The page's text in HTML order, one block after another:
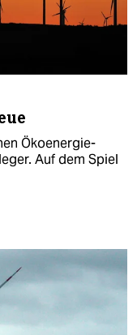
Ökoenergie-
Auf dem Spiel